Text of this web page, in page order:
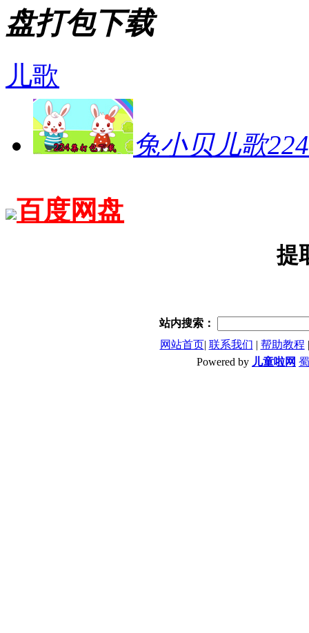
盘打包下载
儿歌
兔小贝儿歌
百度网盘
提
站内搜索：
网站首页| 联系我们 | 帮助教程
Powered by 儿童啦网